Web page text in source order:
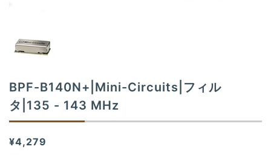
BPF-B140N+|Mini-Circuits|フィル
タ|135 - 143 MHz
¥4,279